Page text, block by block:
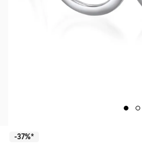
-37%*